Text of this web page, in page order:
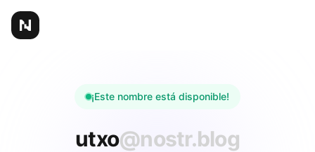
¡Este nombre está disponible!
utxo@nostr.blog